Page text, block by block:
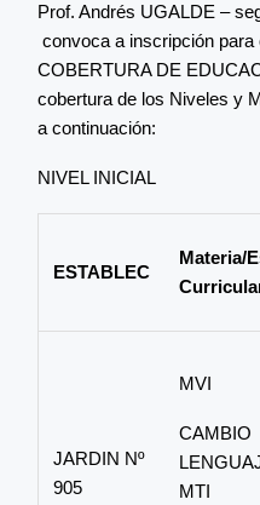
Prof. Andrés UGALDE –
convoca a inscripción
COBERTURA DE
cobertura de los Niveles y
a continuación:
NIVEL INICIAL
ESTABLEC
Materia/
JARDIN Nº
905
MVI
CAMBIO
MTI